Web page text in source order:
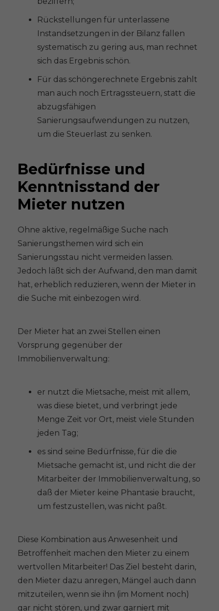
Rückstellungen für unterlassene
Instandsetzungen in der Bilanz fallen
systematisch zu gering aus, man rechnet
sich das Ergebnis schön.
Für das schöngerechnete Ergebnis zahlt
man auch noch Ertragssteuern, statt die
abzugsfähigen
Sanierungsaufwendungen zu nutzen,
um die Steuerlast zu senken.
Bedürfnisse und
Kenntnisstand der
Mieter nutzen
Ohne aktive, regelmäßige Suche nach
Sanierungsthemen wird sich ein
Sanierungsstau nicht vermeiden lassen.
Jedoch läßt sich der Aufwand, den man damit
hat, erheblich reduzieren, wenn der Mieter in
die Suche mit einbezogen wird.
Der Mieter hat an zwei Stellen einen
Vorsprung gegenüber der
Immobilienverwaltung:
er nutzt die Mietsache, meist mit allem,
was diese bietet, und verbringt jede
Menge Zeit vor Ort, meist viele Stunden
jeden Tag;
es sind seine Bedürfnisse, für die die
Mietsache gemacht ist, und nicht die der
Mitarbeiter der Immobilienverwaltung, so
daß der Mieter keine Phantasie braucht,
um festzustellen, was nicht paßt.
Diese Kombination aus Anwesenheit und
Betroffenheit machen den Mieter zu einem
wertvollen Mitarbeiter! Das Ziel besteht darin,
den Mieter dazu anregen, Mängel auch dann
mitzuteilen, wenn sie ihn (im Moment noch)
gar nicht stören, und zwar garniert mit